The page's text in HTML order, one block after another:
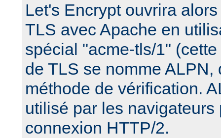
Let's Encrypt ouvrira
TLS avec Apache en
spécial "acme-tls/1"
de TLS se nomme ALPN,
méthode de vérification.
utilisé par les navigateurs
connexion HTTP/2.